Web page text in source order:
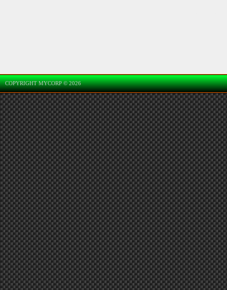
COPYRIGHT MYCORP © 2026